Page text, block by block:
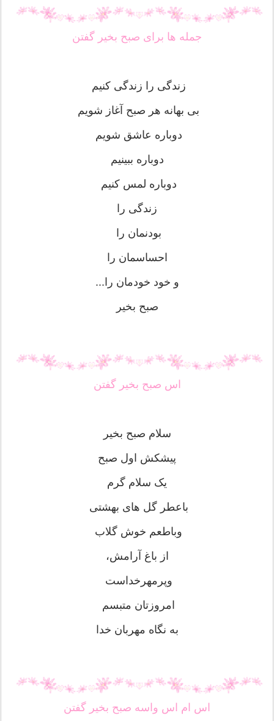
جمله ها برای صبح بخیر گفتن
زندگی را زندگی کنیم
بی بهانه هر صبح آغاز شویم
دوباره عاشق شویم
دوباره ببینیم
دوباره لمس کنیم
زندگی را
بودنمان را
احساسمان را
و خود خودمان را...
صبح بخیر
اس صبح بخیر گفتن
سلام صبح بخیر
پیشکش اول صبح
یک سلام گرم
باعطر گل های بهشتی
وباطعم خوش گلاب
از باغ آرامش،
وپرمهرخداست
امروزتان متبسم
به نگاه مهربان خدا
اس ام اس واسه صبح بخیر گفتن